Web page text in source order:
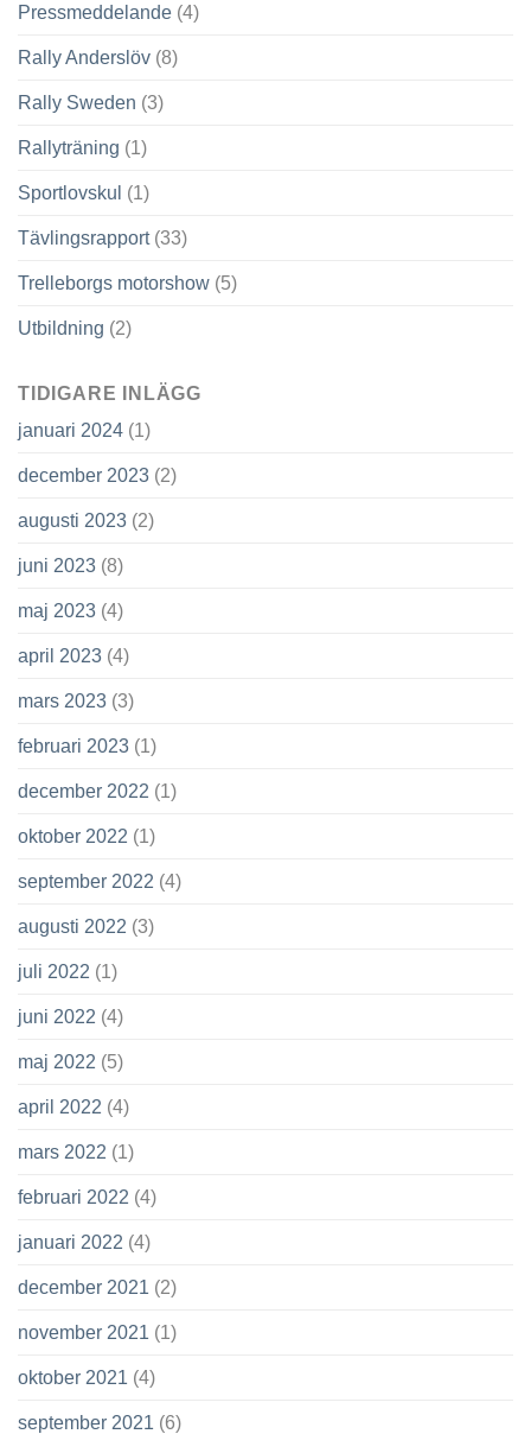
Pressmeddelande (4)
Rally Anderslöv (8)
Rally Sweden (3)
Rallyträning (1)
Sportlovskul (1)
Tävlingsrapport(33)
Trelleborgs motorshow (5)
Utbildning (2)
TIDIGARE INLÄGG
januari 2024 (1)
december 2023 (2)
augusti 2023 (2)
juni 2023 (8)
maj 2023 (4)
april 2023 (4)
mars 2023 (3)
februari 2023 (1)
december 2022 (1)
oktober 2022 (1)
september 2022 (4)
augusti 2022 (3)
juli 2022 (1)
juni 2022 (4)
maj 2022 (5)
april 2022 (4)
mars 2022 (1)
februari 2022 (4)
januari 2022 (4)
december 2021 (2)
november 2021 (1)
oktober 2021 (4)
september 2021 (6)